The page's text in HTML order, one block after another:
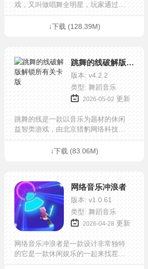
戏，又叫做唱舞全明星，玩家通过自
己的努力将能够成为拥有着歌唱表演
天赋的练习生，为自己的梦想而努力
判断，在充满着挑战和诱惑的社会
中。
↓下载 (128.39M)
跳舞的线破解版解锁所有关卡版
版本: v4.2.2
类型: 舞蹈音乐
2026-05-02 更新
跳舞的线是一款以音乐为题材的休闲
益智类游戏，由北京猎豹网络科技有
限公司重磅打造，采用了简洁的画面
风格射击，以竖版3D为建模，加上百
拼接而成。
↓下载 (83.06M)
网络音乐冲浪者
版本: v1.0.61
类型: 舞蹈音乐
2026-04-28 更新
网络音乐冲浪者是一款设计非常独特
的它是一款休闲娱乐的一起来找茬游
戏，带玩家感受音乐节奏的快感，控